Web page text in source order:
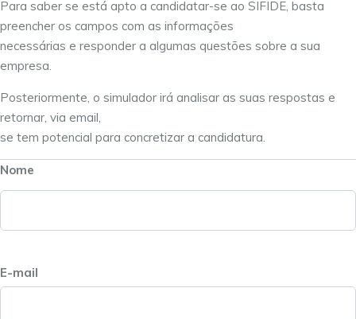
Para saber se está apto a candidatar-se ao SIFIDE, basta
preencher os campos com as informações
necessárias e responder a algumas questões sobre a sua
empresa.
Posteriormente, o simulador irá analisar as suas respostas e
retornar, via email,
se tem potencial para concretizar a candidatura.
Nome
E-mail